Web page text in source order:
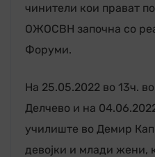
чинители кои прават
ОЖОСВН започна со
Форуми.
На 25.05.2022 во 13ч.
Делчево и на
училиште во Демир
девојки и млади жени,